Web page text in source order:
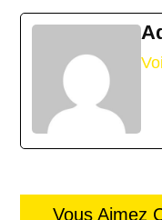
Vous Aimez